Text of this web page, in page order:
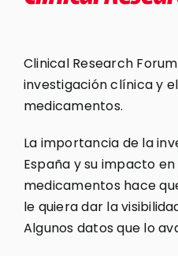
Clinical Research
investigación clínica y
medicamentos.
La importancia de la
España y su impacto
medicamentos hace
le quiera dar la
Algunos datos que lo